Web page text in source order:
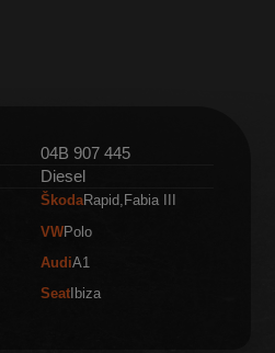
04B 907 445
Diesel
ŠkodaRapid Fabia III
VWPolo
AudiA1
Seat Ibiza